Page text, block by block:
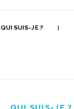
QUI SUIS-JE ?